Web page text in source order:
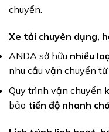
chuyển.
Xe tải chuyên dụng,
ANDA sở hữu nhiều
nhu cầu vận chuyển từ
Quy trình vận chuyển
bảo tiến độ nhanh